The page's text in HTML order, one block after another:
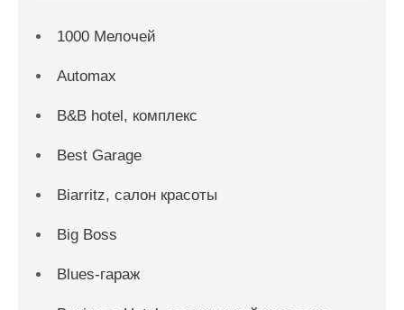
1000 Мелочей
Automax
B&B hotel, комплекс
Best Garage
Biarritz, салон красоты
Big Boss
Blues-гараж